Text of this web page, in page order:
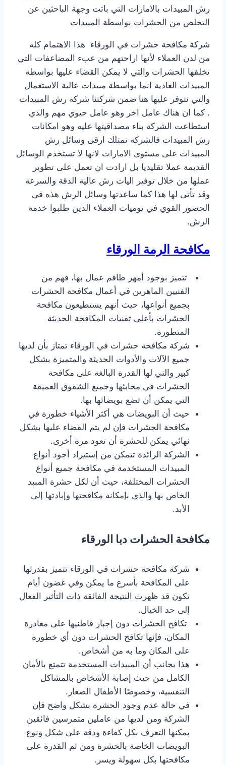
رش المبيدات بالامارات التي باتت وجهة الباحثين عن
التخلص من الحشرات بواسطة المبيدات
شركة مكافحة حشرات في الورقاء هذا الاهتمام كله
من لدن العملاء لأنها اراحتهم من عبء المضاعفات التي
تخلفها الحشرات والتي لا يمكن القضاء عليها بواسطة
المبيدات العادية انما بواسطة مبيدات عالية الاستعمال
والتي نتوفر عليها هنا ضمن شركتنا شركة رش المبيدات
. كما ان هناك عامل اخر وهو عامل حيوي مهم والذي
استطاعت الشركة بناء مصداقيتها عليه وهو امكانات
رش المبيدات فالشركة تمتلك ارقى وسائل رش
المبيدات على مستوى الامارات لانها لا تستخدم الوسائل
القديمة عملا تقليديا بل ارادت ان تعمل على تطوير
عملها من خلال توفير اليات رش عالية الدقة والسرعة
وقد تأتى لها هذا كما ساعدتها وسائل الرش هذه في
الحضور القوي في يوميات العملاء الذين طلبوا خدمة
الرش.
تتميز بوجود أمهر طاقم عمال بها، فهم من
الفنيين الماهرين في أعمال مكافحة الحشرات
بجميع أنواعها، حيث أنهم يستطيعون مكافحة
الحشرات بأعلى تقنيات المكافحة الحديثة
المتطورة.
شركة مكافحة حشرات في الورقاء تمتاز بأن لديها
جميع الآلات والأدوات الحديثة والمتميزة بشكل
كبير والتي لها القدرة البالغة على مكافحة
الحشرات في مخابئها وجميع الشقوق العميقة
التي يمكن أن تضع بويضاتها بها.
حيث أن البويضات هي أكثر الأشياء خطورة في
مكافحة الحشرات فإن لم يتم القضاء عليها بشكل
نهائي يمكن للحشرة أن تعود مرة أخرى.
الشركة الرائدة تتمكن من إستيراد أجود أنواع
المبيدات المستخدمة في مكافحة جميع أنواع
الحشرات المختلفة، حيث أن لكل حشرة المبيد
الخاص بها والذي بإمكانه مكافحتها وإبادتها إلى
الأبد.
مكافحة الحشرات دبا الورقاء
شركة مكافحة حشرات في الورقاء تتميز بقدرتها
على المكافحة بأسرع ما يمكن وفي غضون أيام
تكون قد ظهرت النتيجة الفائقة ذات التأثير الفعال
إلى حد الخيال.
تكافح الحشرات دون إجبار قاطنيها على مغادرة
المكان، فإنها تكافح الحشرات دون أي خطورة
على المكان وما به من أشخاص.
هذا بجانب أن المبيدات المستخدمة تتمتع بالأمان
الكامل من حيث إصابة الأشخاص بالمشاكل
التنفسية، وخصوصًا الأطفال الصغار.
في حالة عدم وجود الحشرة بشكل واضح فإن
الشركة ومن لديها من عاملين متمرسين فائقين
يمكنها التعرف بكل كفاءة ودقة على شكل ونوع
البويضات الخاصة بالحشرة ومن ثم القدرة على
مكافحتها بكل سهولة ويسر.